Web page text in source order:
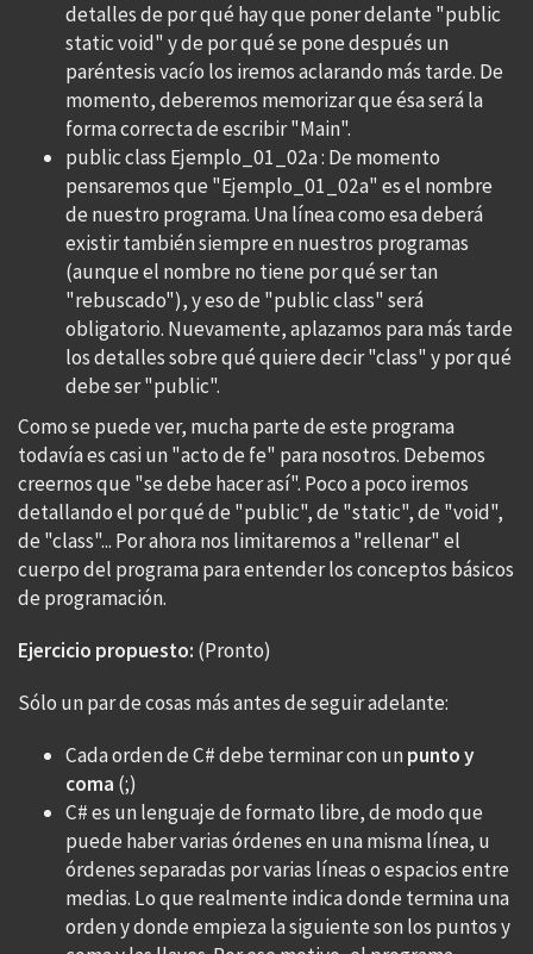
detalles de por qué hay que poner delante "public
static void" y de por qué se pone después un
paréntesis vacío los iremos aclarando más tarde. De
momento, deberemos memorizar que ésa será la
forma correcta de escribir "Main".
public class Ejemplo_01_02a : De momento
pensaremos que "Ejemplo_01_02a" es el nombre
de nuestro programa. Una línea como esa deberá
existir también siempre en nuestros programas
(aunque el nombre no tiene por qué ser tan
"rebuscado"), y eso de "public class" será
obligatorio. Nuevamente, aplazamos para más tarde
los detalles sobre qué quiere decir "class" y por qué
debe ser "public".
Como se puede ver, mucha parte de este programa
todavía es casi un "acto de fe" para nosotros. Debemos
creernos que "se debe hacer así". Poco a poco iremos
detallando el por qué de "public", de "static", de "void",
de "class"... Por ahora nos limitaremos a "rellenar" el
cuerpo del programa para entender los conceptos básicos
de programación.
Ejercicio propuesto: (Pronto)
Sólo un par de cosas más antes de seguir adelante:
Cada orden de C# debe terminar con unpunto y
coma (;)
C# es un lenguaje de formato libre, de modo que
puede haber varias órdenes en una misma línea, u
órdenes separadas por varias líneas o espacios entre
medias. Lo que realmente indica donde termina una
orden y donde empieza la siguiente son los puntos y